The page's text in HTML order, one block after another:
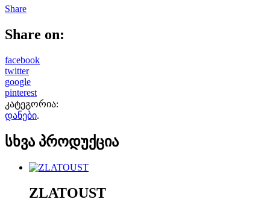
Share
Share on:
facebook
twitter
google
pinterest
კატეგორია:
დანები.
სხვა პროდუქცია
ZLATOUST